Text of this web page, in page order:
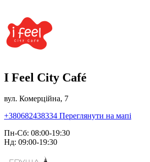
I Feel City Café
вул. Комерційна, 7
+380682438334 Переглянути на мапі
Пн-Сб: 08:00-19:30
Нд: 09:00-19:30